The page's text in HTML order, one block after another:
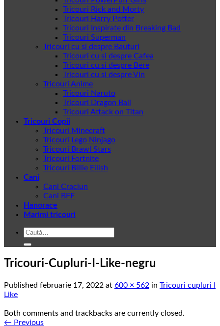
Tricouri Rick and Morty
Tricouri Harry Potter
Tricouri Inspirate din Breaking Bad
Tricouri Superman
Tricouri cu si despre Bauturi
Tricouri cu si despre Cafea
Tricouri cu si despre Bere
Tricouri cu si despre Vin
Tricouri Anime
Tricouri Naruto
Tricouri Dragon Ball
Tricouri Attack on Titan
Tricouri Copii
Tricouri Minecraft
Tricouri Lego Ninjago
Tricouri Brawl Stars
Tricouri Fortnite
Tricouri Billie Eilish
Cani
Cani Craciun
Cani BFF
Hanorace
Marimi tricouri
Caută
Tricouri-Cupluri-I-Like-negru
Published februarie 17, 2022 at 600 × 562 in Tricouri cupluri I
Like
Both comments and trackbacks are currently closed.
← Previous